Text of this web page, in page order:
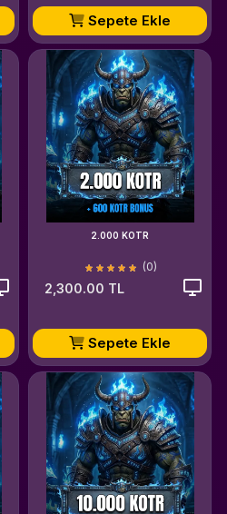
Sepete Ekle
2.000 KOTR
(0)
2,300.00 TL
Sepete Ekle